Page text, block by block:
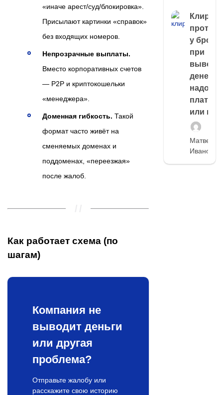
«иначе арест/суд/блокировка».
Присылают картинки «справок»
без входящих номеров.
Непрозрачные выплаты.
Вместо корпоративных счетов
— P2P и криптокошельки
«менеджера».
Доменная гибкость. Такой
формат часто живёт на
сменяемых доменах и
поддоменах, «переезжая»
после жалоб.
Как работает схема (по
шагам)
Компания не
выводит деньги
или другая
проблема?
Отправьте жалобу или
расскажите свою историю
Клиринг
у
при
выводе
денег,
надо
платить
или
Матвей
Иванов